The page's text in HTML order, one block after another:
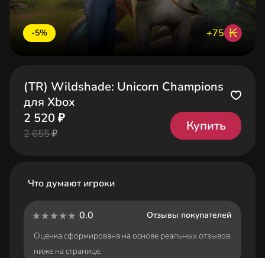
-5% +75 ₭
(TR) Wildshade: Unicorn Champions
для Xbox
2 520 ₽
2 655 ₽
Купить
Что думают игроки
0.0
Отзывы покупателей
Оценка сформирована на основе реальных отзывов
ниже на странице.